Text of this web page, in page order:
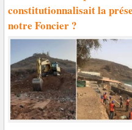
constitutionnalisait la
notre Foncier ?